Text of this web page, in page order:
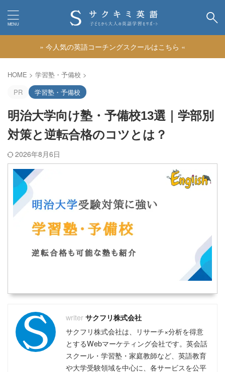
» 今人気の英語コーチングスクールはこちら «
HOME > 学習塾・予備校 >
PR
学習塾・予備校
明治大学向け塾・予備校13選｜学部別
対策と逆転合格のコツとは？
2026年8月6日
サクフリ株式会社
サクフリ株式会社は、リサーチ×分析を得意
とするWebマーケティング会社です。英会話
スクール・学習塾・家庭教師など、英語教育
や大学受験領域を中心に、各サービスを公平